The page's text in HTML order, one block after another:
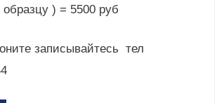
) = 5500 руб
записывайтесь тел